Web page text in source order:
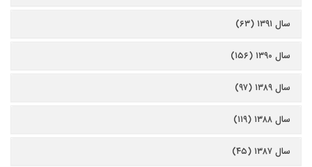
سال ۱۳۹۱ (۶۳)
سال ۱۳۹۰ (۱۵۶)
سال ۱۳۸۹ (۹۷)
سال ۱۳۸۸ (۱۱۹)
سال ۱۳۸۷ (۴۵)